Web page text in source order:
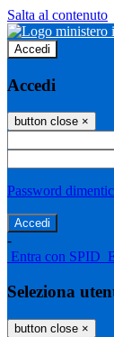
Salta al contenuto
Accedi
Accedi
button close ×
Password
-
Entra con SPID
Seleziona
button close ×